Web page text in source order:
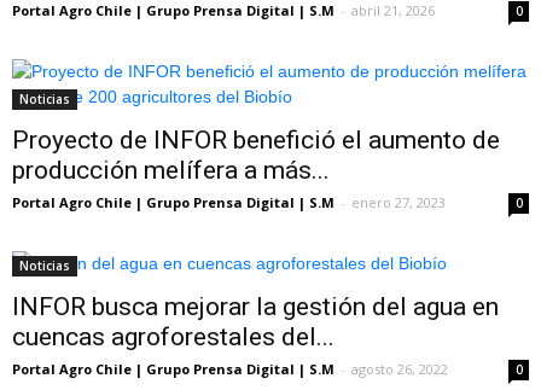
Portal Agro Chile | Grupo Prensa Digital | S.M - abril 21, 2026 0
Noticias
Proyecto de INFOR benefició el aumento de
producción melífera a más...
Portal Agro Chile | Grupo Prensa Digital | S.M - enero 27, 2023 0
Noticias
INFOR busca mejorar la gestión del agua en
cuencas agroforestales del...
Portal Agro Chile | Grupo Prensa Digital | S.M - agosto 26, 2022 0